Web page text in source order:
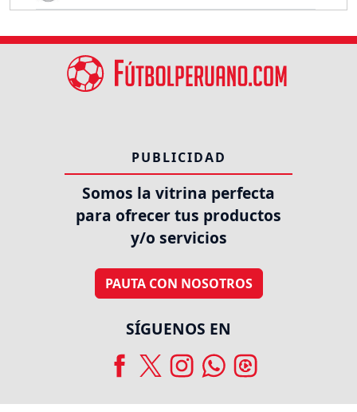
PUBLICIDAD
Somos la vitrina perfecta
para ofrecer tus productos
y/o servicios
PAUTA CON NOSOTROS
SÍGUENOS EN